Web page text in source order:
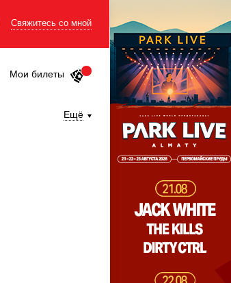
Свяжитесь со мной
Мои билеты
Ещё